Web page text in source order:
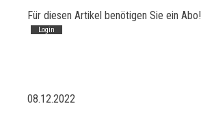
Für diesen Artikel benötigen Sie ein Abo!
Login
08.12.2022